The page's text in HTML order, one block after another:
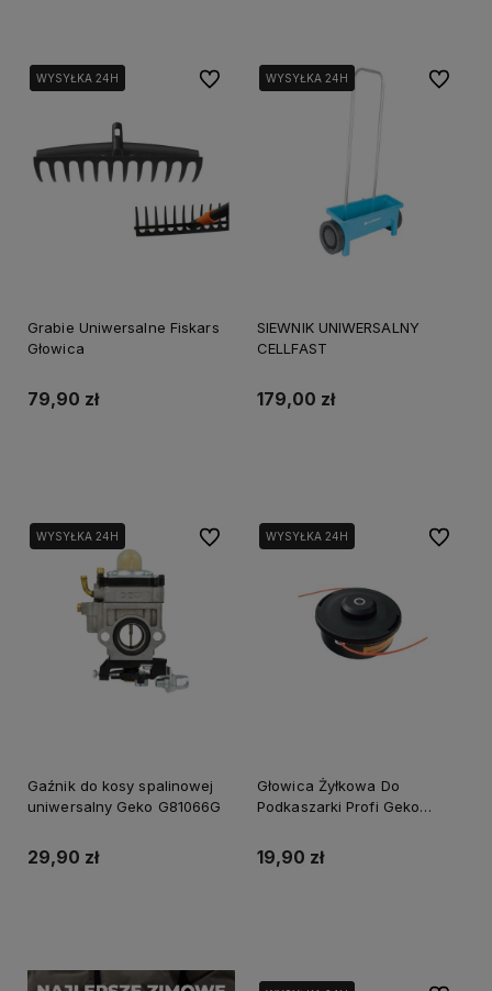
WYSYŁKA 24H
WYSYŁKA 24H
Grabie Uniwersalne Fiskars
Głowica
79,90 zł
Do ulubionychWYSYŁKA 24H
WYSYŁKA 24H
SIEWNIK UNIWERSALNY
CELLFAST
179,00 zł
Do
WYSYŁKA 24H
Gaźnik do kosy spalinowej
uniwersalny Geko G81066G
29,90 zł
Do ulubionychWYSYŁKA 24H
Głowica Żyłkowa Do
Podkaszarki Profi Geko
19,90 zł
Do